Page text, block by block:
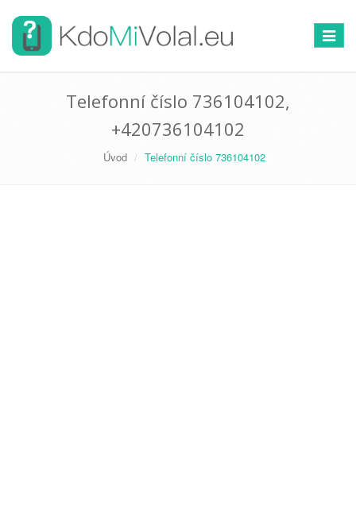
Telefonní číslo 736104102,
+420736104102
Úvod Telefonní číslo 736104102